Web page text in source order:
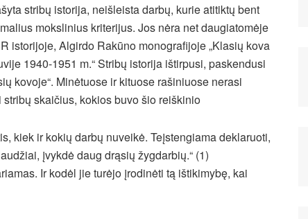
stribų istorija, neišleista darbų, kurie atitiktų bent
mokslinius kriterijus. Jos nėra net daugiatomėje
istorijoje, Algirdo Rakūno monografijoje „Klasių kova
1940-1951 m.“ Stribų istorija ištirpusi, paskendusi
kovoje“. Minėtuose ir kituose rašiniuose nerasi
skaičius, kokios buvo šio reiškinio
kiek ir kokių darbų nuveikė. Teįstengiama deklaruoti,
įvykdė daug drąsių žygdarbių.“ (1)
Ir kodėl jie turėjo įrodinėti tą ištikimybę, kai